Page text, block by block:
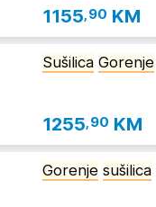
1155,90 KM
Sušilica Gorenje
1255,90 KM
Gorenje sušilica